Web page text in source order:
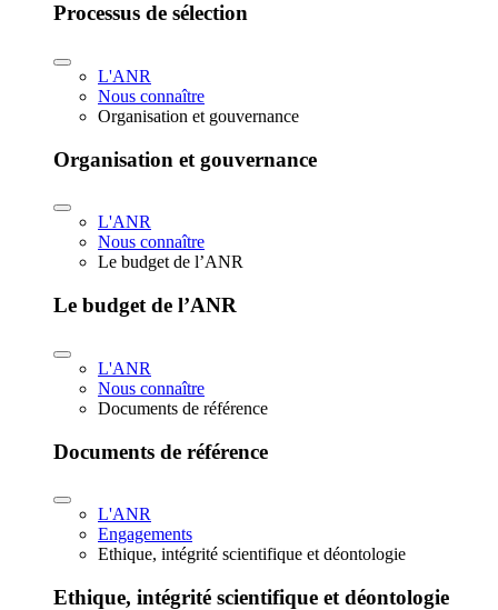
Processus de sélection
L'ANR
Nous connaître
Organisation et gouvernance
Organisation et gouvernance
L'ANR
Nous connaître
Le budget de l’ANR
Le budget de l’ANR
L'ANR
Nous connaître
Documents de référence
Documents de référence
L'ANR
Engagements
Ethique, intégrité scientifique et déontologie
Ethique, intégrité scientifique et déontologie